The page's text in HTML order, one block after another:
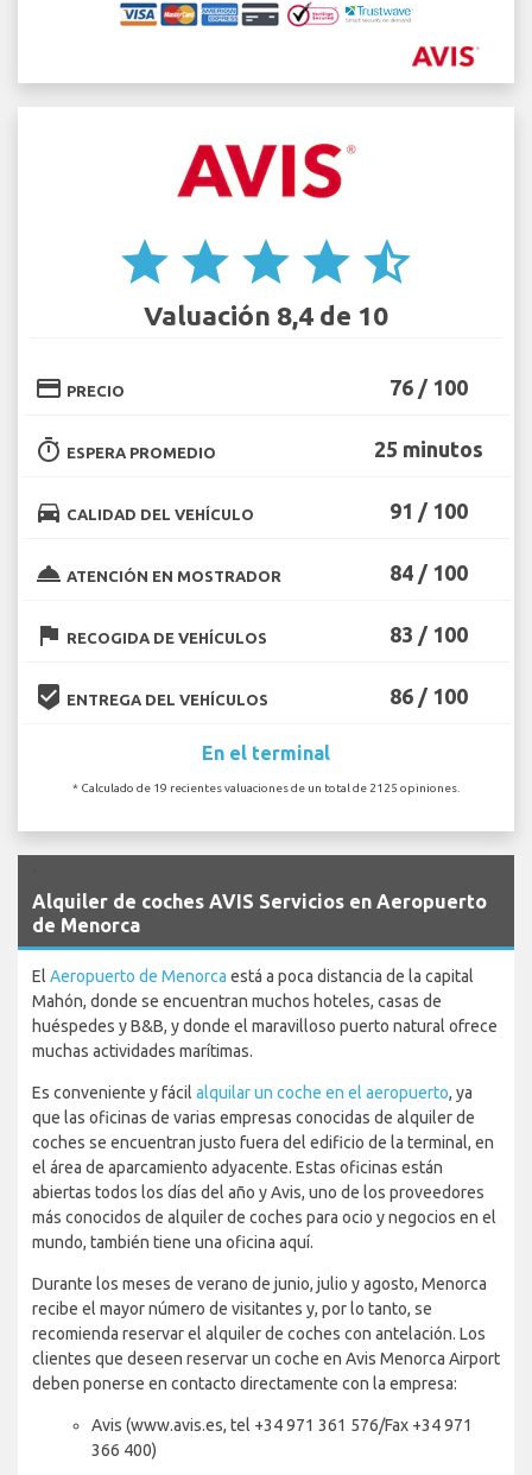
star star star star star_half
Valuación 8,4 de 10
credit_card PRECIO 76 / 100
timer ESPERA PROMEDIO 25 minutos
directions_car CALIDAD DEL VEHÍCULO 91 / 100
room_service ATENCIÓN EN MOSTRADOR 84 / 100
flag RECOGIDA DE VEHÍCULOS 83 / 100
beenhere ENTREGA DEL VEHÍCULOS 86 / 100
En el terminal
* Calculado de 19 recientes valuaciones de un total de 2125 opiniones.
Alquiler de coches AVIS Servicios en Aeropuerto
de Menorca
El Aeropuerto de Menorca está a poca distancia de la capital
Mahón, donde se encuentran muchos hoteles, casas de
huéspedes y B&B, y donde el maravilloso puerto natural ofrece
muchas actividades marítimas.
Es conveniente y fácil alquilar un coche en el aeropuerto, ya
que las oficinas de varias empresas conocidas de alquiler de
coches se encuentran justo fuera del edificio de la terminal, en
el área de aparcamiento adyacente. Estas oficinas están
abiertas todos los días del año y Avis, uno de los proveedores
más conocidos de alquiler de coches para ocio y negocios en el
mundo, también tiene una oficina aquí.
Durante los meses de verano de junio, julio y agosto, Menorca
recibe el mayor número de visitantes y, por lo tanto, se
recomienda reservar el alquiler de coches con antelación. Los
clientes que deseen reservar un coche en Avis Menorca Airport
deben ponerse en contacto directamente con la empresa:
Avis (www.avis.es, tel +34 971 361 576/Fax +34 971
366 400)